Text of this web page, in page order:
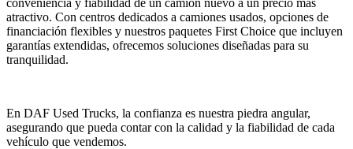
atractivo. Con centros dedicados a camiones usados, opciones de
financiación flexibles y nuestros paquetes First Choice que incluyen
garantías extendidas, ofrecemos soluciones diseñadas para su
tranquilidad.
En DAF Used Trucks, la confianza es nuestra piedra angular,
asegurando que pueda contar con la calidad y la fiabilidad de cada
vehículo que vendemos.